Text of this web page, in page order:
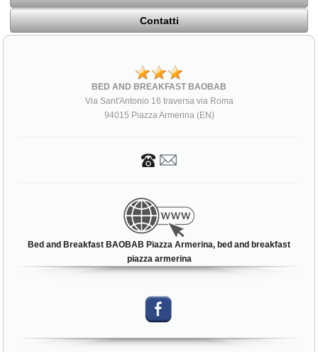
Contatti
BED AND BREAKFAST BAOBAB
Via Sant'Antonio 16 traversa via Roma
94015 Piazza Armerina (EN)
Bed and Breakfast BAOBAB Piazza Armerina, bed and breakfast
piazza armerina